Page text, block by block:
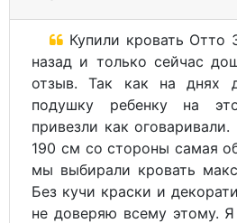
Купили кровать Отто
назад и только сейчас
отзыв. Так как на днях
подушку ребенку на
привезли как
190 см со стороны самая
мы выбирали кровать
Без кучи краски и
не доверяю всему этому. Я